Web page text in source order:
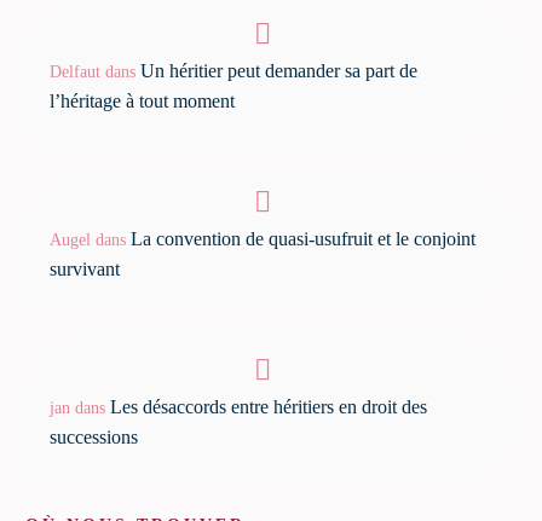
Delfaut dans Un héritier peut demander sa part de
l’héritage à tout moment
Augel dans La convention de quasi-usufruit et le conjoint
survivant
jan dans Les désaccords entre héritiers en droit des
successions